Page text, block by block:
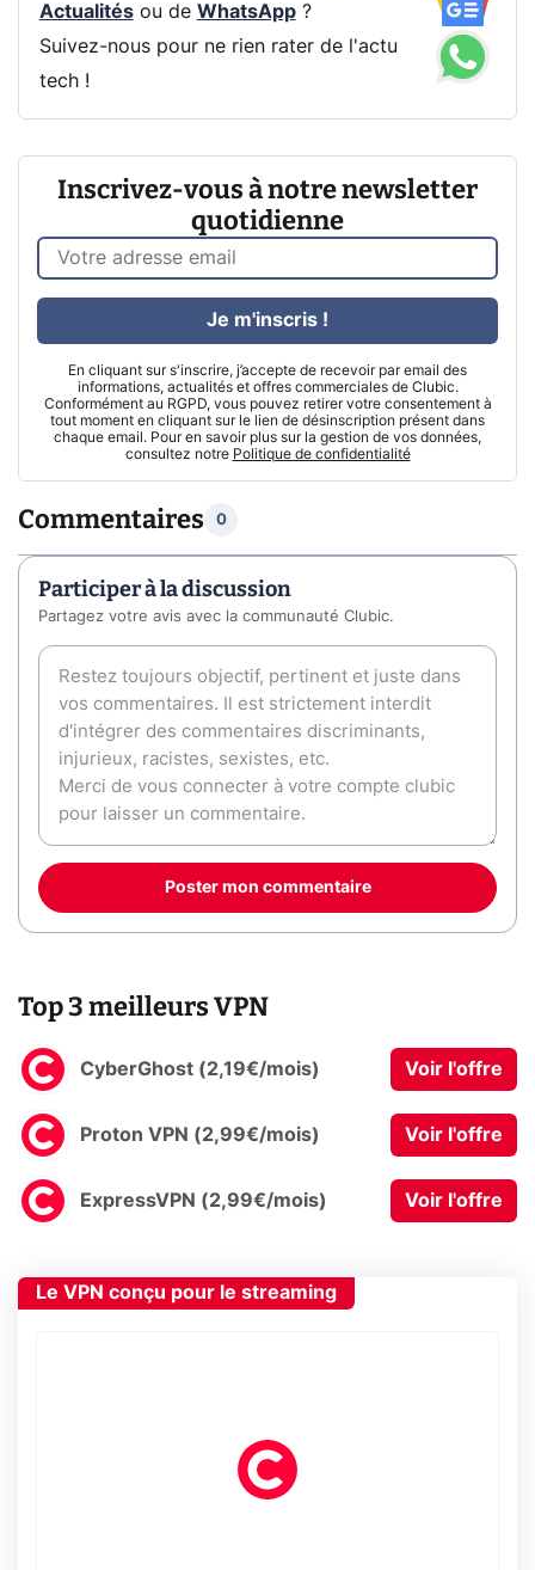
Actualitésou de WhatsApp?
Suivez-nous pour ne rien rater de l'actu
tech !
Inscrivez-vous à notre newsletter
quotidienne
En cliquant sur s'inscrire, j’accepte de recevoir par email des
informations, actualités et offres commerciales de Clubic.
Conformément au RGPD, vous pouvez retirer votre consentement à
tout moment en cliquant sur le lien de désinscription présent dans
chaque email. Pour en savoir plus sur la gestion de vos données,
consultez notre Politique de confidentialité
Je m'inscris !
Commentaires 0
Participer à la discussion
Partagez votre avis avec la communauté Clubic.
Poster mon commentaire
Top 3 meilleurs VPN
CyberGhost (2,19€/mois) Voir l'offre
Proton VPN (2,99€/mois) Voir l'offre
ExpressVPN (2,99€/mois) Voir l'offre
Le VPN conçu pour le streaming